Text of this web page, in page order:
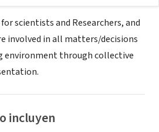
scientists and Researchers, and
involved in all matters/decisions
environment through collective
incluyen